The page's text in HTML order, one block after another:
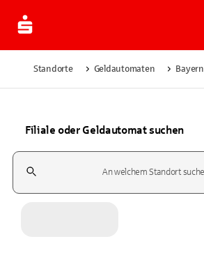
Standorte Geldautomaten Bayern
Filiale oder Geldautomat suchen
Suchfeld